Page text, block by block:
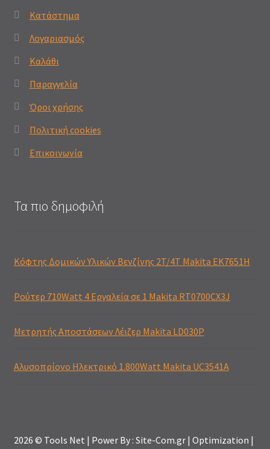
Κατάστημα
Λογαριασμός
Καλάθι
Παραγγελία
Όροι χρήσης
Πολιτική cookies
Επικοινωνία
Τα πιο δημοφιλή
Κόφτης Δομικών Υλικών Βενζίνης 2T/4T Makita EK7651H
Ρούτερ 710Watt 4 Εργαλεία σε 1 Makita RT0700CX3J
Μετρητής Αποστάσεων Λέιζερ Makita LD030P
Αλυσοπρίονο Ηλεκτρικό 1.800Watt Makita UC3541A
2026 © Tools Net | Power By : Site-Com.gr | Optimization |